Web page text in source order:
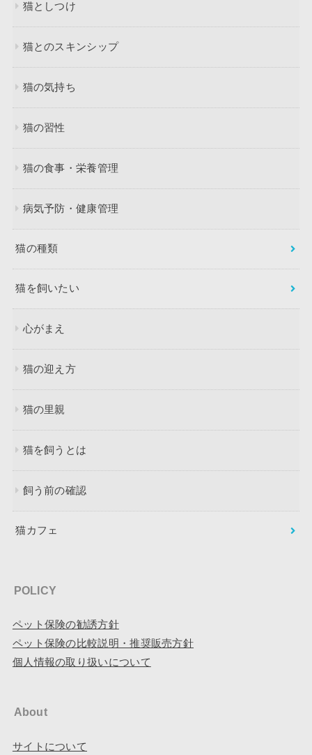
猫としつけ
猫とのスキンシップ
猫の気持ち
猫の習性
猫の食事・栄養管理
病気予防・健康管理
猫の種類
猫を飼いたい
心がまえ
猫の迎え方
猫の里親
猫を飼うとは
飼う前の確認
猫カフェ
POLICY
ペット保険の勧誘方針
ペット保険の比較説明・推奨販売方針
個人情報の取り扱いについて
About
サイトについて